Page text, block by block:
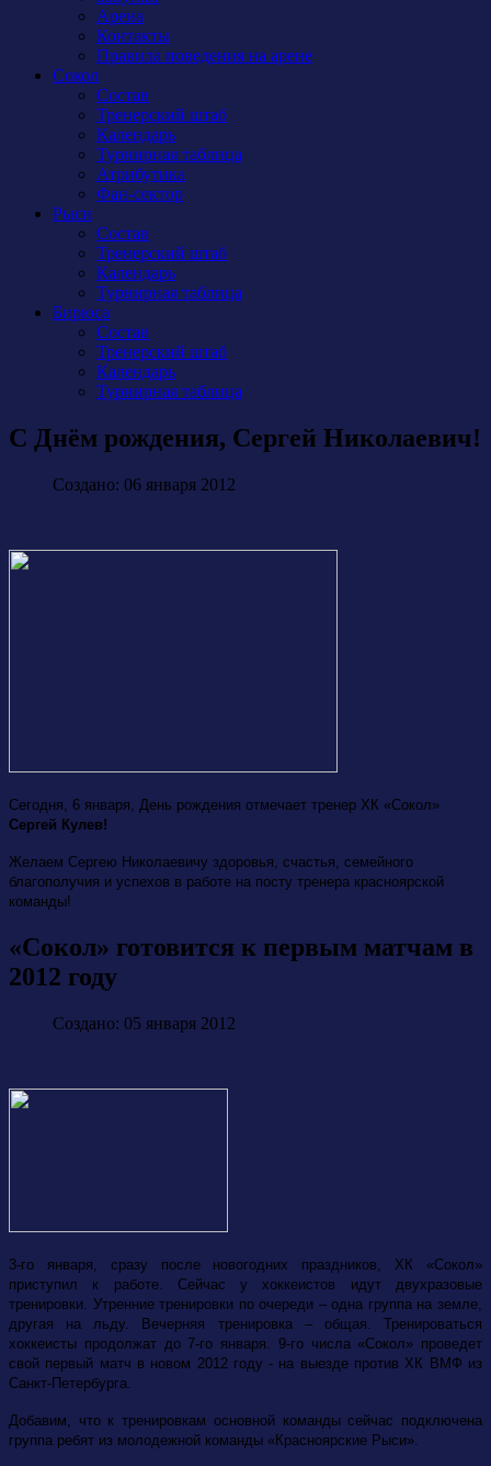
Арена
Контакты
Правила поведения на арене
Сокол
Состав
Тренерский штаб
Календарь
Турнирная таблица
Атрибутика
Фан-сектор
Рыси
Состав
Тренерский штаб
Календарь
Турнирная таблица
Бирюса
Состав
Тренерский штаб
Календарь
Турнирная таблица
С Днём рождения, Сергей Николаевич!
Создано: 06 января 2012
Сегодня, 6 января, День рождения отмечает тренер ХК «Сокол»
Сергей Кулев!
Желаем Сергею Николаевичу здоровья, счастья, семейного
благополучия и успехов в работе на посту тренера красноярской
команды!
«Сокол» готовится к первым матчам в
2012 году
Создано: 05 января 2012
3-го января, сразу после новогодних праздников, ХК «Сокол»
приступил к работе. Сейчас у хоккеистов идут двухразовые
тренировки. Утренние тренировки по очереди – одна группа на земле,
другая на льду. Вечерняя тренировка – общая. Тренироваться
хоккеисты продолжат до 7-го января. 9-го числа «Сокол» проведет
свой первый матч в новом 2012 году - на выезде против ХК ВМФ из
Санкт-Петербурга.
Добавим, что к тренировкам основной команды сейчас подключена
группа ребят из молодежной команды «Красноярские Рыси».